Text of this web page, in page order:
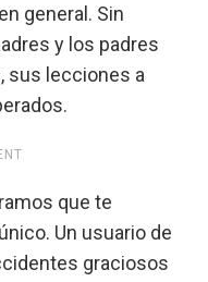
general. Sin
y los padres
sus lecciones a
que te
Un usuario de
graciosos